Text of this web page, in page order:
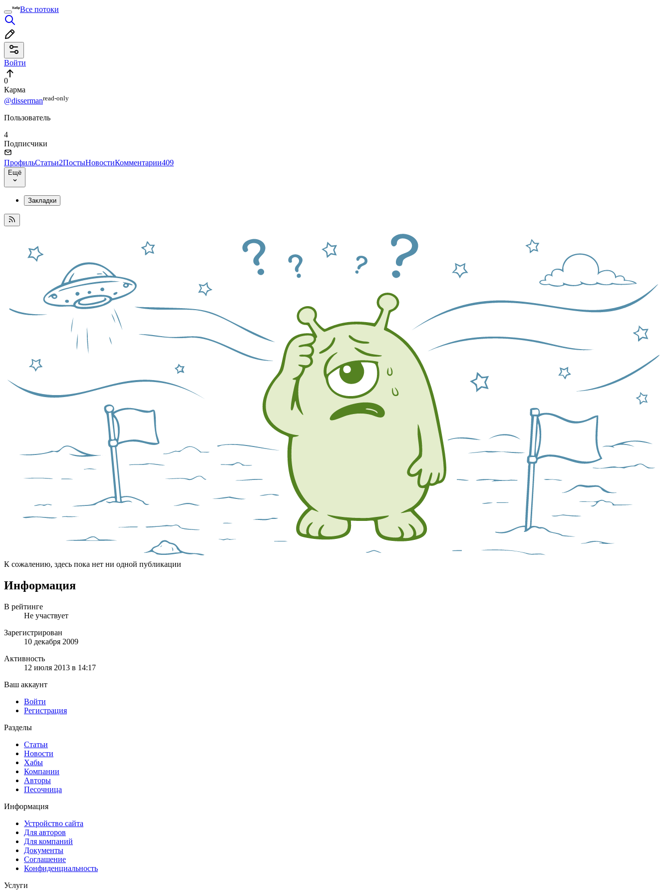
Все потоки
Войти
0
Карма
@dissermanread⁠-⁠only
Пользователь
4
Подписчики
ПрофильСтатьи2ПостыНовостиКомментарии409
Ещё
Закладки
К сожалению, здесь пока нет ни одной публикации
Информация
В рейтинге
Не участвует
Зарегистрирован
10 декабря 2009
Активность
12 июля 2013 в 14:17
Ваш аккаунт
Войти
Регистрация
Разделы
Статьи
Новости
Хабы
Компании
Авторы
Песочница
Информация
Устройство сайта
Для авторов
Для компаний
Документы
Соглашение
Конфиденциальность
Услуги